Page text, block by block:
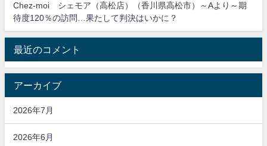
Chez-moi シェモア（高松店）（香川県高松市）～Aより～期
待度120％の訪問…果たして判決はいかに？
最近のコメント
アーカイブ
2026年7月
2026年6月